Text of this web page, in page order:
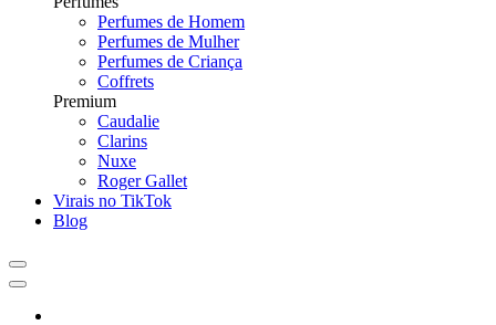
Perfumes de Homem
Perfumes de Mulher
Perfumes de Criança
Coffrets
Premium
Caudalie
Clarins
Nuxe
Roger Gallet
Virais no TikTok
Blog